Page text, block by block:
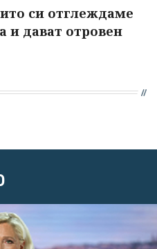
си отглеждаме
и дават отровен